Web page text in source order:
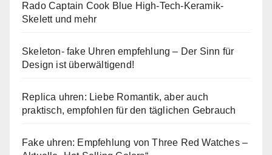
Rado Captain Cook Blue High-Tech-Keramik-
Skelett und mehr
Skeleton- fake Uhren empfehlung – Der Sinn für
Design ist überwältigend!
Replica uhren: Liebe Romantik, aber auch
praktisch, empfohlen für den täglichen Gebrauch
Fake uhren: Empfehlung von Three Red Watches –